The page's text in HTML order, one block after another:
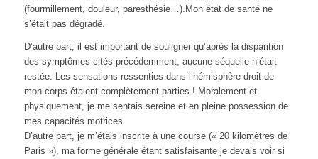
(fourmillement, douleur, paresthésie…).Mon état de santé ne
s’était pas dégradé.
D’autre part, il est important de souligner qu’après la disparition
des symptômes cités précédemment, aucune séquelle n’était
restée. Les sensations ressenties dans l’hémisphère droit de
mon corps étaient complètement parties ! Moralement et
physiquement, je me sentais sereine et en pleine possession de
mes capacités motrices.
D’autre part, je m’étais inscrite à une course (« 20 kilomètres de
Paris »), ma forme générale étant satisfaisante je devais voir si